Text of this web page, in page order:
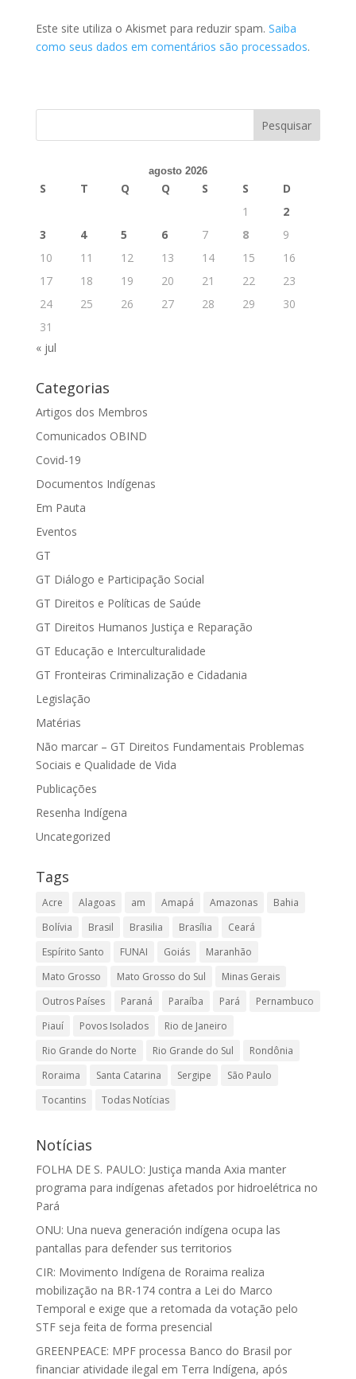
Este site utiliza o Akismet para reduzir spam. Saiba
como seus dados em comentários são processados.
agosto 2026
S T Q Q S S
D
1
2
3
4 5 6 7 8
9
10
11 12 13 14 15
16
17
18 19 20 21 22
23
24
25 26 27 28 29
30
31
« jul
Categorias
Artigos dos Membros
Comunicados OBIND
Covid-19
Documentos Indígenas
Em Pauta
Eventos
GT
GT Diálogo e Participação Social
GT Direitos e Políticas de Saúde
GT Direitos Humanos Justiça e Reparação
GT Educação e Interculturalidade
GT Fronteiras Criminalização e Cidadania
Legislação
Matérias
Não marcar – GT Direitos Fundamentais Problemas
Sociais e Qualidade de Vida
Publicações
Resenha Indígena
Uncategorized
Tags
Acre Alagoas am Amapá Amazonas
Bahia
Bolívia
Brasil Brasilia Brasília
Ceará
Espírito Santo
FUNAI Goiás
Maranhão
Mato Grosso
Mato Grosso do Sul
Minas Gerais
Outros Países
Paraná Paraíba Pará
Pernambuco
Piauí
Povos Isolados
Rio de Janeiro
Rio Grande do Norte
Rio Grande do Sul
Rondônia
Roraima
Santa Catarina Sergipe
São Paulo
Tocantins
Todas Notícias
Notícias
FOLHA DE S. PAULO: Justiça manda Axia manter
programa para indígenas afetados por hidroelétrica no
Pará
ONU: Una nueva generación indígena ocupa las
pantallas para defender sus territorios
CIR: Movimento Indígena de Roraima realiza
mobilização na BR-174 contra a Lei do Marco
Temporal e exige que a retomada da votação pelo
STF seja feita de forma presencial
GREENPEACE: MPF processa Banco do Brasil por
financiar atividade ilegal em Terra Indígena, após